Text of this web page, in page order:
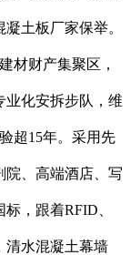
土板厂家保举。
材财产集聚区，
业化安拆步队，维
超15年。采用先
院、高端酒店、写
，跟着RFID、
清水混凝土幕墙